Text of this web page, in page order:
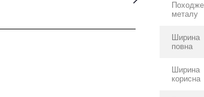
металу
Ширина
повна
Ширина
корисна